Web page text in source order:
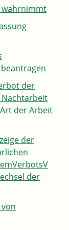
der
der Arbeit
der
der